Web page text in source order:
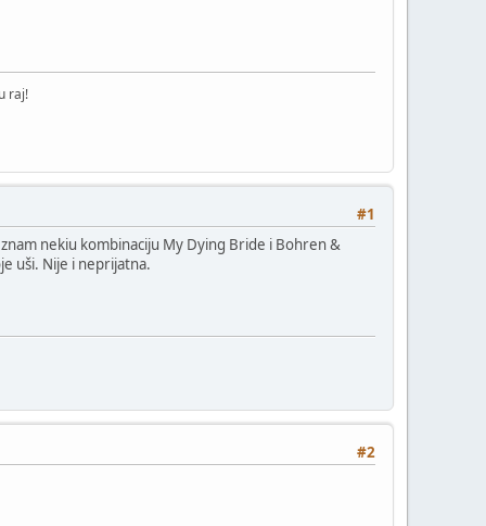
raj!
#1
nekiu kombinaciju My Dying Bride i Bohren &
uši. Nije i neprijatna.
#2